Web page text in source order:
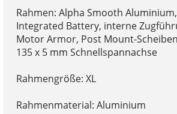
Rahmen: Alpha Smooth
Integrated Battery, interne
Motor Armor, Post Mount-
135 x 5 mm Schnellspannachse
Rahmengröße: XL
Rahmenmaterial: Aluminium